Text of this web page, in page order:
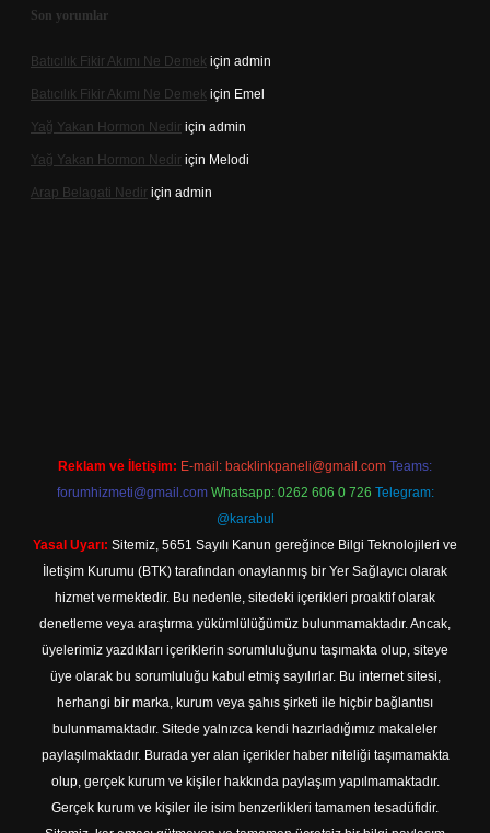
Son yorumlar
Batıcılık Fikir Akımı Ne Demek için admin
Batıcılık Fikir Akımı Ne Demek için Emel
Yağ Yakan Hormon Nedir için admin
Yağ Yakan Hormon Nedir için Melodi
Arap Belagati Nedir için admin
Reklam ve İletişim: E-mail: backlinkpaneli@gmail.com Teams:
forumhizmeti@gmail.com Whatsapp: 0262 606 0 726 Telegram:
@karabul
Yasal Uyarı: Sitemiz, 5651 Sayılı Kanun gereğince Bilgi Teknolojileri ve
İletişim Kurumu (BTK) tarafından onaylanmış bir Yer Sağlayıcı olarak
hizmet vermektedir. Bu nedenle, sitedeki içerikleri proaktif olarak
denetleme veya araştırma yükümlülüğümüz bulunmamaktadır. Ancak,
üyelerimiz yazdıkları içeriklerin sorumluluğunu taşımakta olup, siteye
üye olarak bu sorumluluğu kabul etmiş sayılırlar. Bu internet sitesi,
herhangi bir marka, kurum veya şahıs şirketi ile hiçbir bağlantısı
bulunmamaktadır. Sitede yalnızca kendi hazırladığımız makaleler
paylaşılmaktadır. Burada yer alan içerikler haber niteliği taşımamakta
olup, gerçek kurum ve kişiler hakkında paylaşım yapılmamaktadır.
Gerçek kurum ve kişiler ile isim benzerlikleri tamamen tesadüfidir.